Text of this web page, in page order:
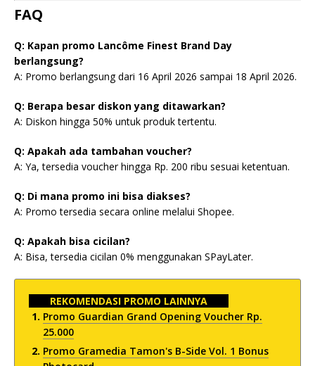
FAQ
Q: Kapan promo Lancôme Finest Brand Day
berlangsung?
A: Promo berlangsung dari 16 April 2026 sampai 18 April 2026.
Q: Berapa besar diskon yang ditawarkan?
A: Diskon hingga 50% untuk produk tertentu.
Q: Apakah ada tambahan voucher?
A: Ya, tersedia voucher hingga Rp. 200 ribu sesuai ketentuan.
Q: Di mana promo ini bisa diakses?
A: Promo tersedia secara online melalui Shopee.
Q: Apakah bisa cicilan?
A: Bisa, tersedia cicilan 0% menggunakan SPayLater.
REKOMENDASI PROMO LAINNYA
Promo Guardian Grand Opening Voucher Rp.
25.000
Promo Gramedia Tamon's B-Side Vol. 1 Bonus